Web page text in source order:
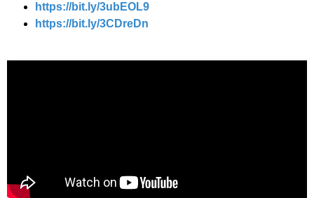
https://bit.ly/3ubEOL9
https://bit.ly/3CDreDn